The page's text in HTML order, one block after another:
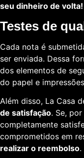
seu dinheiro de volta!
Testes de
Cada nota é
ser enviada. Dessa
dos elementos de
do papel e
Além disso, La Casa
de satisfação. Se,
completamente
comprometidos em
realizar o reembolso.